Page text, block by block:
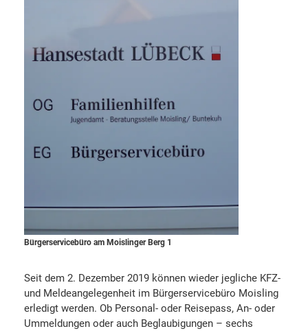
Bürgerservicebüro am Moislinger Berg 1
Seit dem 2. Dezember 2019 können wieder jegliche KFZ-
und Meldeangelegenheit im Bürgerservicebüro Moisling
erledigt werden. Ob Personal- oder Reisepass, An- oder
Ummeldungen oder auch Beglaubigungen – sechs